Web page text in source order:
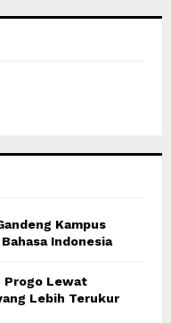
Kampus
Indonesia
Progo Lewat
Lebih Terukur